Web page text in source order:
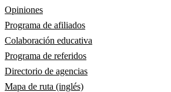
Opiniones
Programa de afiliados
Colaboración educativa
Programa de referidos
Directorio de agencias
Mapa de ruta (inglés)